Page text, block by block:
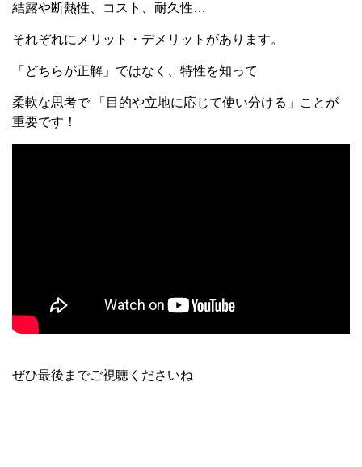
結露や断熱性、コスト、耐久性…
それぞれにメリット・デメリットがあります。
「どちらが正解」ではなく、特性を知って
柔軟な思考で 「目的や立地に応じて使い分ける」ことが
重要です！
ぜひ最後までご視聴くださいね